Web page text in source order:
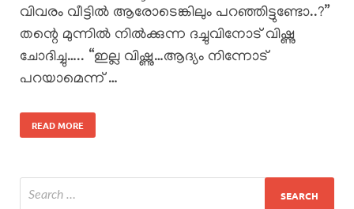
വിവരം വീട്ടിൽ ആരോടെങ്കിലും പറഞ്ഞിട്ടുണ്ടോ..?”
തന്റെ മുന്നിൽ നിൽക്കുന്ന ദച്ചുവിനോട് വിഷ്ണു
ചോദിച്ചു….. “ഇല്ല വിഷ്ണു…ആദ്യം നിന്നോട്
പറയാമെന്ന് …
READ MORE